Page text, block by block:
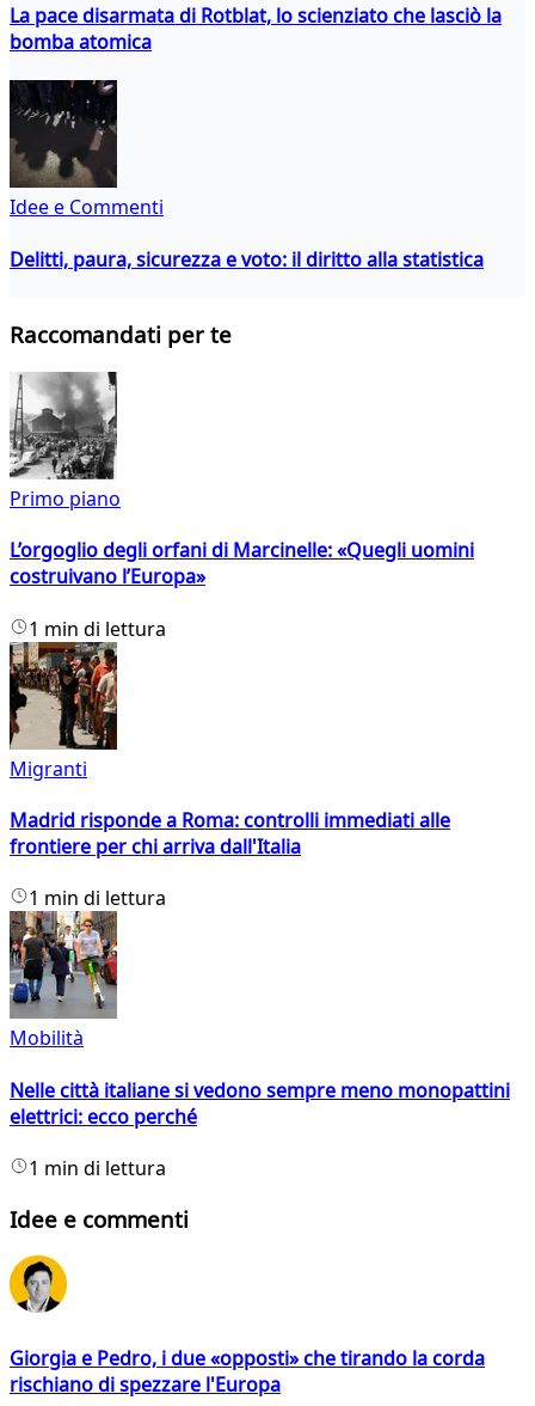
La pace disarmata di Rotblat, lo scienziato che lasciò la
bomba atomica
Idee e Commenti
Delitti, paura, sicurezza e voto: il diritto alla statistica
Raccomandati per te
Primo piano
L’orgoglio degli orfani di Marcinelle: «Quegli uomini
costruivano l’Europa»
1 min di lettura
Migranti
Madrid risponde a Roma: controlli immediati alle
frontiere per chi arriva dall'Italia
1 min di lettura
Mobilità
Nelle città italiane si vedono sempre meno monopattini
elettrici: ecco perché
1 min di lettura
Idee e commenti
Giorgia e Pedro, i due «opposti» che tirando la corda
rischiano di spezzare l'Europa